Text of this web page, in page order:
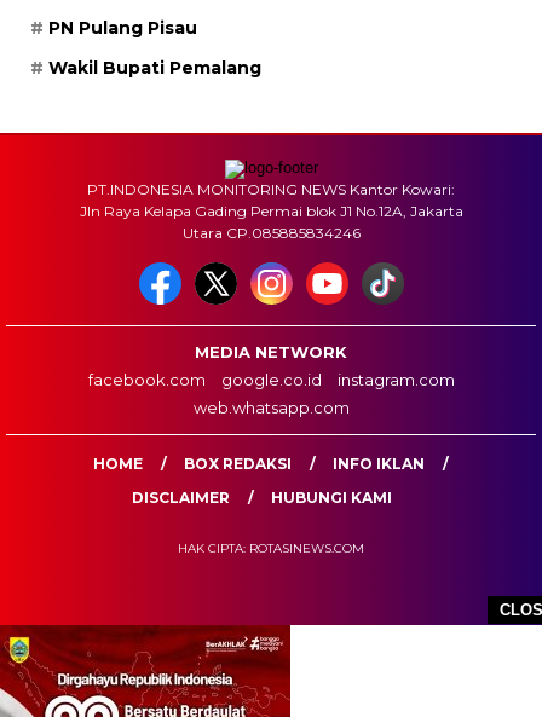
PN Pulang Pisau
Wakil Bupati Pemalang
PT.INDONESIA MONITORING NEWS Kantor Kowari:
Jln Raya Kelapa Gading Permai blok J1 No.12A, Jakarta
Utara CP.085885834246
MEDIA NETWORK
facebook.com
google.co.id
instagram.com
web.whatsapp.com
HOME BOX REDAKSI
INFO IKLAN
DISCLAIMER
HUBUNGI KAMI
HAK CIPTA: ROTASINEWS.COM